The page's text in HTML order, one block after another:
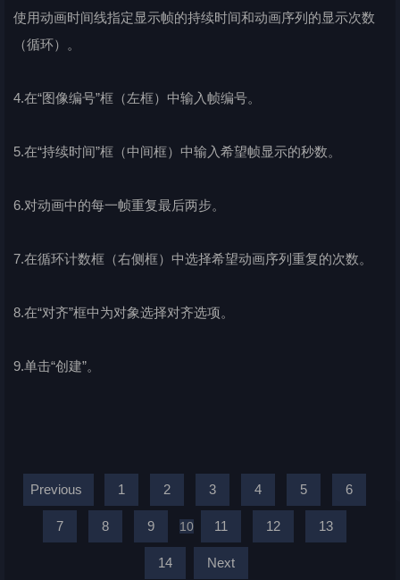
使用动画时间线指定显示帧的持续时间和动画序列的显示次数
（循环）。
4.在“图像编号”框（左框）中输入帧编号。
5.在“持续时间”框（中间框）中输入希望帧显示的秒数。
6.对动画中的每一帧重复最后两步。
7.在循环计数框（右侧框）中选择希望动画序列重复的次数。
8.在“对齐”框中为对象选择对齐选项。
9.单击“创建”。
Previous 1 2 3 4 5 6
7 8 9 10 11 12 13
14 Next